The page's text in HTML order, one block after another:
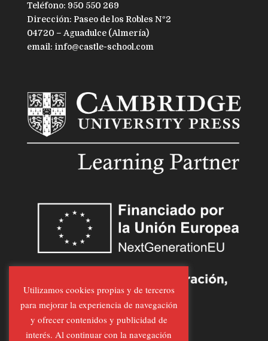
Teléfono: 950 550 269
Dirección: Paseo de los Robles Nº2
04720 – Aguadulce (Almería)
email: info@castle-school.com
Utilizamos cookies propias y de terceros
para mejorar la experiencia de navegación
y ofrecer contenidos y publicidad de
interés. Al continuar con la navegación